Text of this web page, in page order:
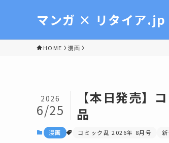
マンガ × リタイア.jp
HOME 漫画
【本日発売】
品
2026
6/25
漫画 コミック乱 2026年 8月号